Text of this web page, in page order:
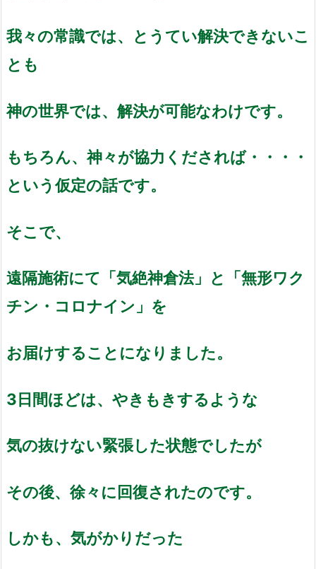
我々の常識では、とうてい解決できないこ
とも
神の世界では、解決が可能なわけです。
もちろん、神々が協力くだされば・・・・
という仮定の話です。
そこで、
遠隔施術にて「気絶神倉法」と「無形ワク
チン・コロナイン」を
お届けすることになりました。
3日間ほどは、やきもきするような
気の抜けない緊張した状態でしたが
その後、徐々に回復されたのです。
しかも、気がかりだった